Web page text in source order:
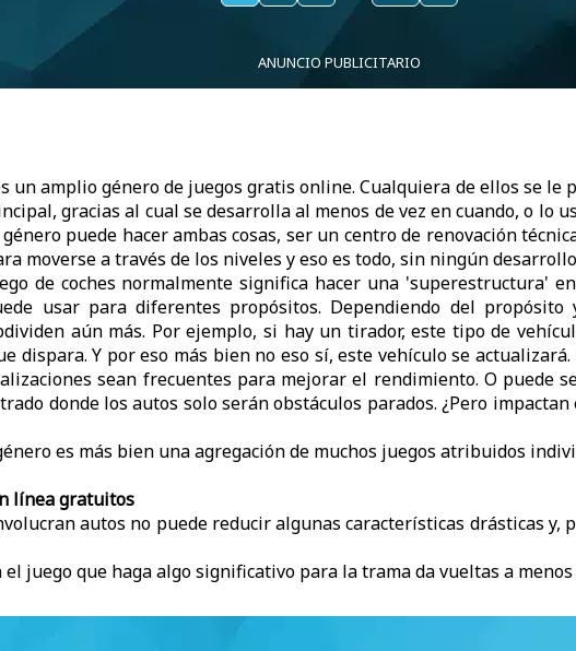
ANUNCIO PUBLICITARIO
un amplio género de juegos gratis online. Cualquiera de ellos se le
gracias al cual se desarrolla al menos de vez en cuando, o lo
puede hacer ambas cosas, ser un centro de renovación
moverse a través de los niveles y eso es todo, sin ningún
de coches normalmente significa hacer una 'superestructura'
usar para diferentes propósitos. Dependiendo del
aún más. Por ejemplo, si hay un tirador, este tipo de
dispara. Y por eso más bien no eso sí, este vehículo se
sean frecuentes para mejorar el rendimiento. O puede
donde los autos solo serán obstáculos parados. ¿Pero
es más bien una agregación de muchos juegos atribuidos
línea gratuitos
autos no puede reducir algunas características drásticas y,
juego que haga algo significativo para la trama da vueltas a